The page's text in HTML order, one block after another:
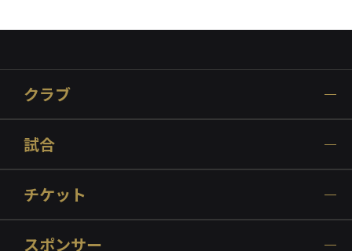
クラブ
試合
チケット
スポンサー